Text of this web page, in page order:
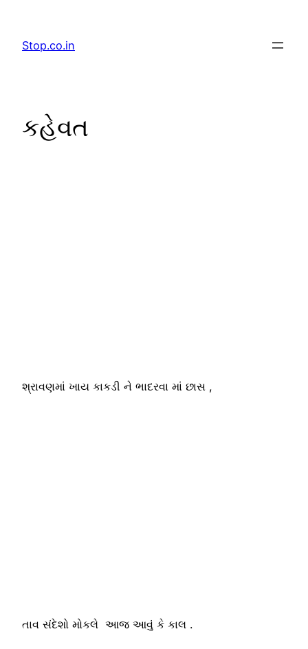
content
Stop.co.in
કહેવત
શ્રાવણમાં ખાય કાકડી ને ભાદરવા માં છાસ ,
તાવ સંદેશો મોકલે આજ આવું કે કાલ .